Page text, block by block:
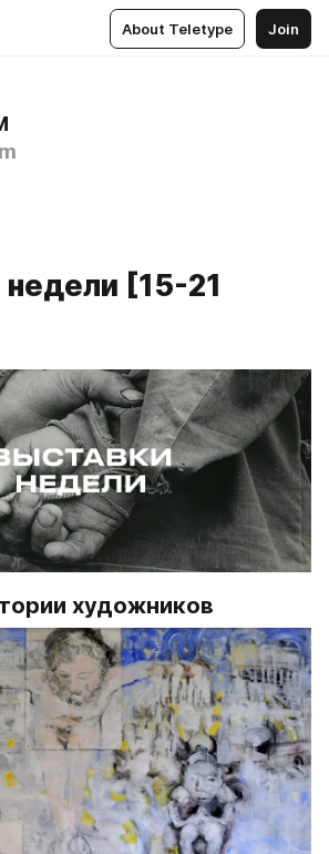
About Teletype Join
[15-21
художников